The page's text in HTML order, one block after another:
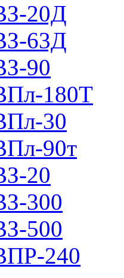
20Д
63Д
90
180Т
30
90т
20
300
500
240